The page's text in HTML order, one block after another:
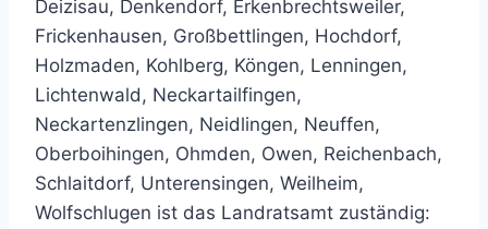
Deizisau, Denkendorf, Erkenbrechtsweiler,
Frickenhausen, Großbettlingen, Hochdorf,
Holzmaden, Kohlberg, Köngen, Lenningen,
Lichtenwald, Neckartailfingen,
Neckartenzlingen, Neidlingen, Neuffen,
Oberboihingen, Ohmden, Owen, Reichenbach,
Schlaitdorf, Unterensingen, Weilheim,
Wolfschlugen ist das Landratsamt zuständig: